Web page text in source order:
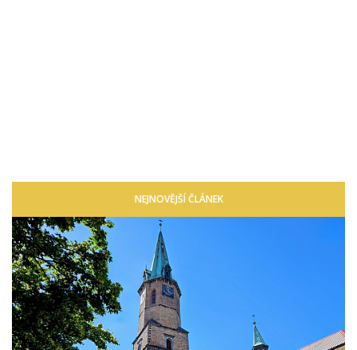
NEJNOVĚJŠÍ ČLÁNEK